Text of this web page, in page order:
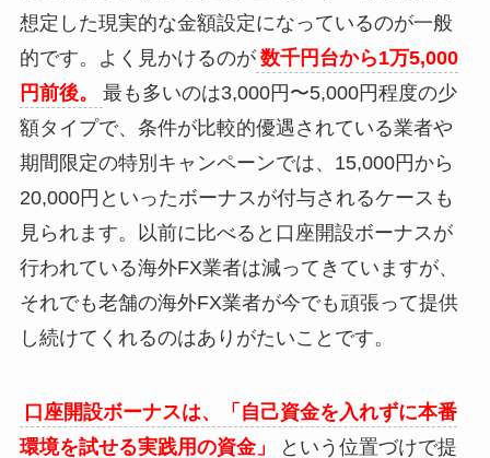
想定した現実的な金額設定になっているのが一般
的です。よく見かけるのが 数千円台から1万5,000
円前後。
最も多いのは3,000円〜5,000円程度の少
額タイプで、条件が比較的優遇されている業者や
期間限定の特別キャンペーンでは、15,000円から
20,000円といったボーナスが付与されるケースも
見られます。以前に比べると口座開設ボーナスが
行われている海外FX業者は減ってきていますが、
それでも老舗の海外FX業者が今でも頑張って提供
し続けてくれるのはありがたいことです。
口座開設ボーナスは、「自己資金を入れずに本番
環境を試せる実践用の資金」
という位置づけで提